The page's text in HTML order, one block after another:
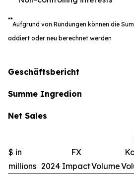
**
Aufgrund von Rundungen können die
addiert oder neu berechnet werden
Geschäftsbericht
Summe Ingredion
Net Sales
$ in
millions 2024
FX
ImpactVolume